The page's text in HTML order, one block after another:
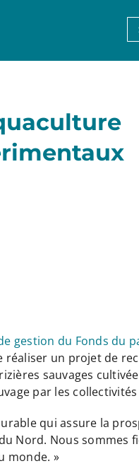
gestion du Fonds du
réaliser un projet de
sauvages
par les
qui assure la
Nord. Nous sommes
monde. »